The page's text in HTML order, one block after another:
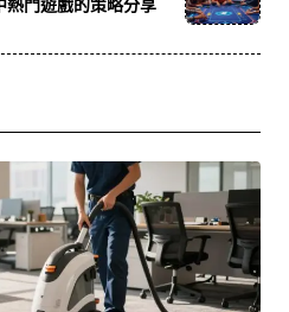
熱門遊戲的策略分享